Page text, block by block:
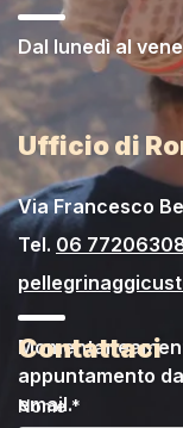
Dal lunedì al
Ufficio di
Via Francesco
Tel. 06
appuntamento
email.
Contattaci
Nome *